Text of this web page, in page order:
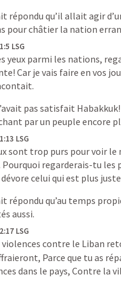
répondu qu’il allait agir
pour châtier la nation
LSG
yeux parmi les nations,
Car je vais faire en vos
pas satisfait
par un peuple encore
LSG
sont trop purs pour voir
Pourquoi regarderais-tu
celui qui est plus
répondu qu’au temps
aussi.
LSG
violences contre le Liban
Parce que tu as
dans le pays, Contre la